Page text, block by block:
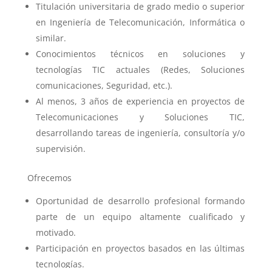
Titulación universitaria de grado medio o superior
en Ingeniería de Telecomunicación, Informática o
similar.
Conocimientos técnicos en soluciones y
tecnologías TIC actuales (Redes, Soluciones
comunicaciones, Seguridad, etc.).
Al menos, 3 años de experiencia en proyectos de
Telecomunicaciones y Soluciones TIC,
desarrollando tareas de ingeniería, consultoría y/o
supervisión.
Ofrecemos
Oportunidad de desarrollo profesional formando
parte de un equipo altamente cualificado y
motivado.
Participación en proyectos basados en las últimas
tecnologías.